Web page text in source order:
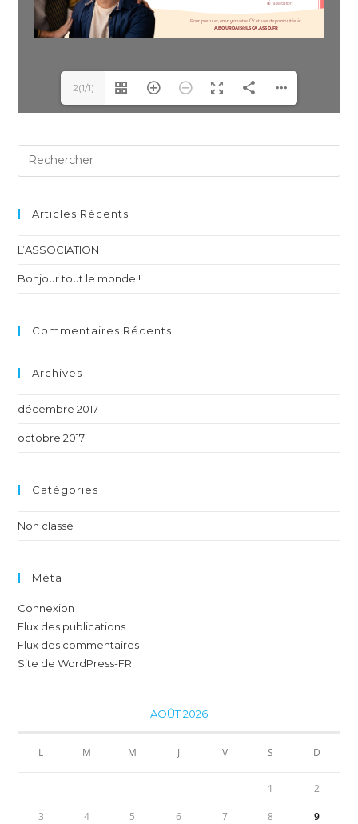
2(1/1)
Articles Récents
L’ASSOCIATION
Bonjour tout le monde !
Commentaires Récents
Archives
décembre 2017
octobre 2017
Catégories
Non classé
Méta
Connexion
Flux des publications
Flux des commentaires
Site de WordPress-FR
AOÛT 2026
L M M J V S D
1 2
3 4 5 6 7 8 9